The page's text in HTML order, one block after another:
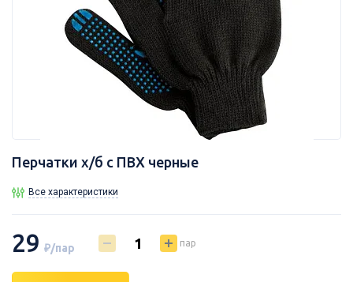
Перчатки х/б с ПВХ черные
Все характеристики
29 ₽/пар пар